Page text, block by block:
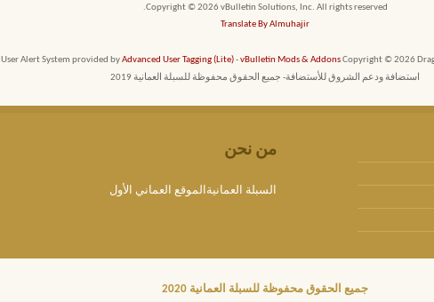
Copyright © 2026 vBulletin Solutions, Inc. All rights reserved.
Translate By Almuhajir
User Alert System provided byAdvanced User Tagging (Lite)-vBulletin Mods & AddonsCopyright © 2026
استضافة ودعم الشروق للأستضافة- جميع الحقوق محفوظة للسبلة العمانية 2019
من نحن
السبلة العمانيةالموقع العماني الأول
جميع الحقوق محفوظة للسبلة العمانية 2020